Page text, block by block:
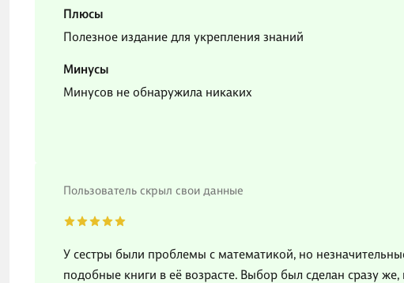
Плюсы
Полезное издание для укрепления знаний
Минусы
Минусов не обнаружила никаких
Пользователь скрыл свои данные
У сестры были проблемы с математикой, но
подобные книги в её возрасте. Выбор был сделан сразу